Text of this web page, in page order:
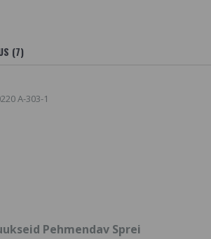
(7)
A-303-1
Pehmendav Sprei